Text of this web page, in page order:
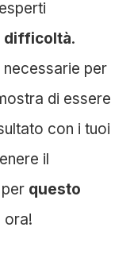
difficoltà.
per
di essere
con i tuoi
il
questo
ora!